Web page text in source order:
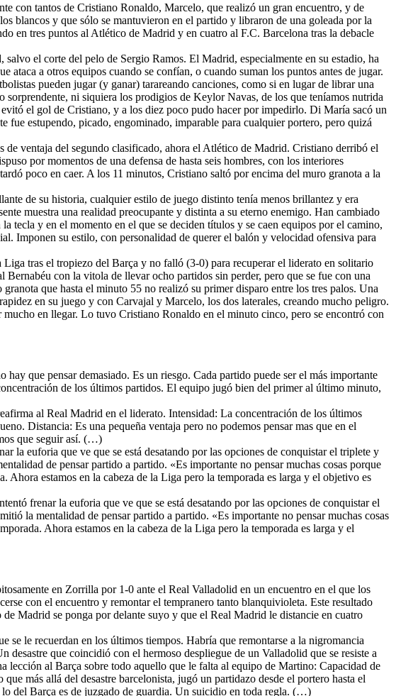
con tantos de Cristiano Ronaldo, Marcelo, que realizó un gran encuentro, y de
blancos y que sólo se mantuvieron en el partido y libraron de una goleada por la
en tres puntos al Atlético de Madrid y en cuatro al F.C. Barcelona tras la debacle
el corte del pelo de Sergio Ramos. El Madrid, especialmente en su estadio, ha
a otros equipos cuando se confían, o cuando suman los puntos antes de jugar.
pueden jugar (y ganar) tarareando canciones, como si en lugar de librar una
ni siquiera los prodigios de Keylor Navas, de los que teníamos nutrida
el gol de Cristiano, y a los diez poco pudo hacer por impedirlo. Di María sacó un
fue estupendo, picado, engominado, imparable para cualquier portero, pero quizá
ventaja del segundo clasificado, ahora el Atlético de Madrid. Cristiano derribó el
por momentos de una defensa de hasta seis hombres, con los interiores
poco en caer. A los 11 minutos, Cristiano saltó por encima del muro granota a la
de su historia, cualquier estilo de juego distinto tenía menos brillantez y era
muestra una realidad preocupante y distinta a su eterno enemigo. Han cambiado
tecla y en el momento en el que se deciden títulos y se caen equipos por el camino,
Imponen su estilo, con personalidad de querer el balón y velocidad ofensiva para
tras el tropiezo del Barça y no falló (3-0) para recuperar el liderato en solitario
con la vitola de llevar ocho partidos sin perder, pero que se fue con una
que hasta el minuto 55 no realizó su primer disparo entre los tres palos. Una
en su juego y con Carvajal y Marcelo, los dos laterales, creando mucho peligro.
en llegar. Lo tuvo Cristiano Ronaldo en el minuto cinco, pero se encontró con
hay que pensar demasiado. Es un riesgo. Cada partido puede ser el más importante
de los últimos partidos. El equipo jugó bien del primer al último minuto,
al Real Madrid en el liderato. Intensidad: La concentración de los últimos
Distancia: Es una pequeña ventaja pero no podemos pensar mas que en el
que seguir así. (…)
la euforia que ve que se está desatando por las opciones de conquistar el triplete y
de pensar partido a partido. «Es importante no pensar muchas cosas porque
Ahora estamos en la cabeza de la Liga pero la temporada es larga y el objetivo es
frenar la euforia que ve que se está desatando por las opciones de conquistar el
la mentalidad de pensar partido a partido. «Es importante no pensar muchas cosas
Ahora estamos en la cabeza de la Liga pero la temporada es larga y el
en Zorrilla por 1-0 ante el Real Valladolid en un encuentro en el que los
con el encuentro y remontar el tempranero tanto blanquivioleta. Este resultado
Madrid se ponga por delante suyo y que el Real Madrid le distancie en cuatro
se le recuerdan en los últimos tiempos. Habría que remontarse a la nigromancia
que coincidió con el hermoso despliegue de un Valladolid que se resiste a
lección al Barça sobre todo aquello que le falta al equipo de Martino: Capacidad de
más allá del desastre barcelonista, jugó un partidazo desde el portero hasta el
del Barça es de juzgado de guardia. Un suicidio en toda regla. (…)